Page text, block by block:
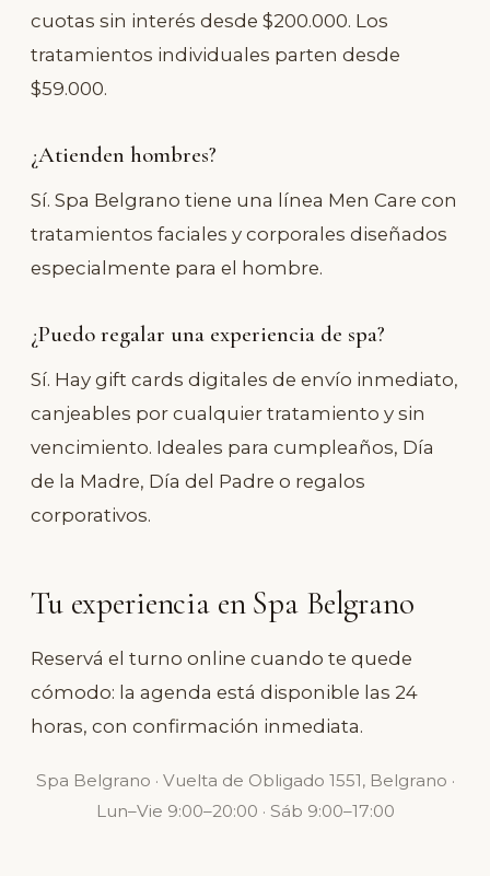
cuotas sin interés desde $200.000. Los
tratamientos individuales parten desde
$59.000.
¿Atienden hombres?
Sí. Spa Belgrano tiene una línea Men Care con
tratamientos faciales y corporales diseñados
especialmente para el hombre.
¿Puedo regalar una experiencia de spa?
Sí. Hay gift cards digitales de envío inmediato,
canjeables por cualquier tratamiento y sin
vencimiento. Ideales para cumpleaños, Día
de la Madre, Día del Padre o regalos
corporativos.
Tu experiencia en Spa Belgrano
Reservá el turno online cuando te quede
cómodo: la agenda está disponible las 24
horas, con confirmación inmediata.
Spa Belgrano · Vuelta de Obligado 1551, Belgrano ·
Lun–Vie 9:00–20:00 · Sáb 9:00–17:00